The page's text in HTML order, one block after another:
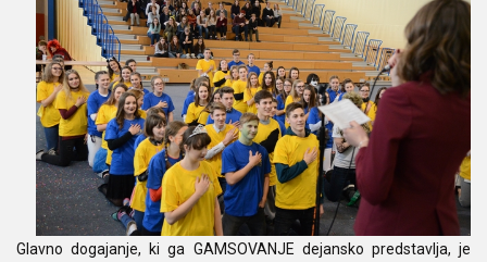
Glavno dogajanje, ki ga GAMSOVANJE dejansko predstavlja, je